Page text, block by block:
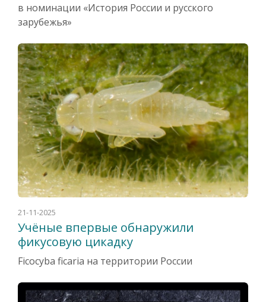
в номинации «История России и русского
зарубежья»
21-11-2025
Учёные впервые обнаружили
фикусовую цикадку
Ficocyba ficaria на территории России